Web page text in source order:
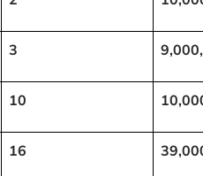
3
10
16